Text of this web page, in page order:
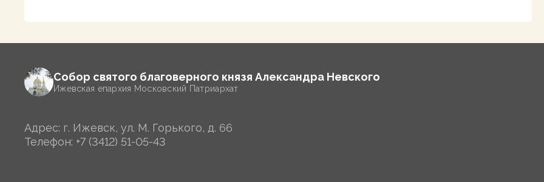
Собор святого благоверного князя Александра Невского
Ижевская епархия Московский Патриархат
Адрес: г. Ижевск, ул. М. Горького, д. 66
Телефон: +7 (3412) 51-05-43